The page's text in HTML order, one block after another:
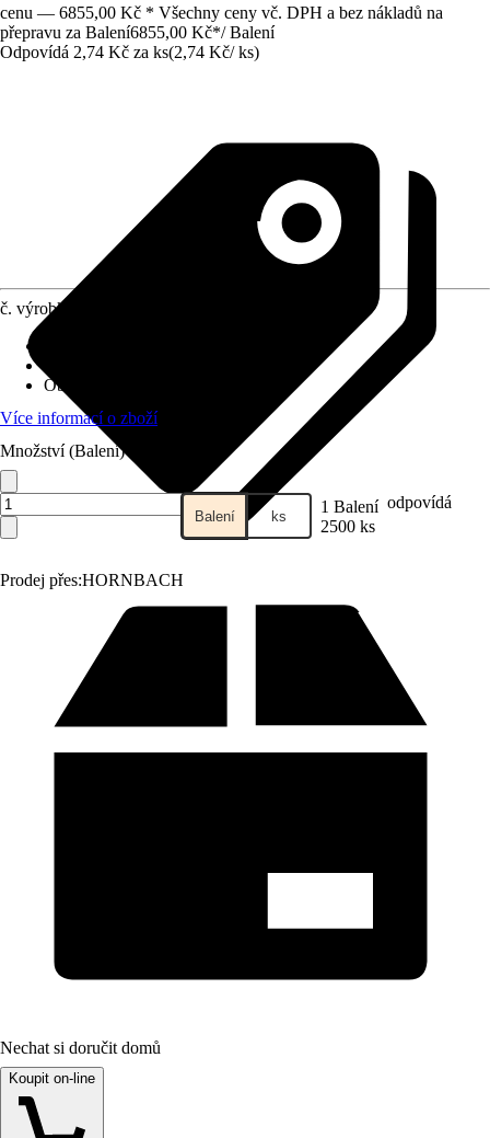
cenu — 6855,00 Kč * Všechny ceny vč. DPH a bez nákladů na
přepravu za Balení6855,00 Kč*/ Balení
Odpovídá 2,74 Kč za ks(2,74 Kč/ ks)
Prodej přes:HORNBACH
č. výrobku
Obsah
Více informací o zboží
Množství (Balení)
Balení ks 1 Balení odpovídá
2500 ks
Nechat si doručit domů
Koupit on-line